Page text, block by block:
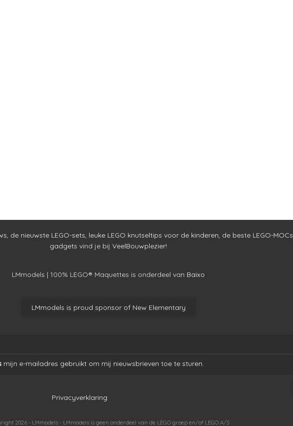
, de nieuwste LEGO-sets, leuke LEGO knutseltips voor de kinderen, de beste LEGO-MOCs
gadgets vind je bij VeelBouwplezier!
LMmodels | 100% LEGO® Maquettes is onderdeel van Baixo
LMmodels is proud sponsor of New Elementary
mijn e-mailadres gebruikt om mij nieuwsbrieven toe te sturen.
Privacyverklaring
2026 - LMmodels - LMmodels is geen onderdeel van de LEGO groep en/of LEGO A/S